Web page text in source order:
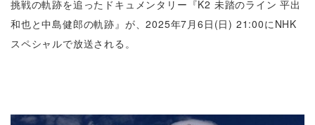
挑戦の軌跡を追ったドキュメンタリー『K2 未踏のライン 平出
和也と中島健郎の軌跡』が、2025年7月6日(日) 21:00にNHK
スペシャルで放送される。